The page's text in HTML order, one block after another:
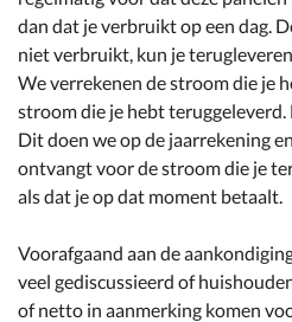
dan dat je verbruikt op een dag.
niet verbruikt, kun je
We verrekenen de stroom die je
stroom die je hebt teruggeleverd.
Dit doen we op de jaarrekening
ontvangt voor de stroom die je
als dat je op dat moment betaalt.
Voorafgaand aan de
veel gediscussieerd of
of netto in aanmerking komen